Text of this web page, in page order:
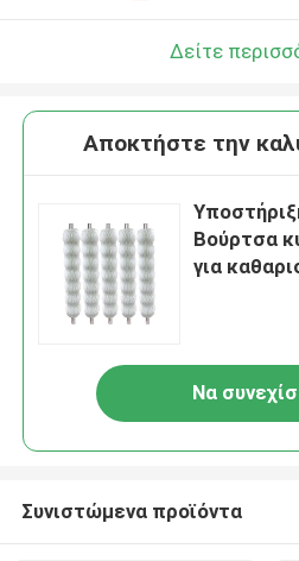
Δείτε
Αποκτήστε την
Βούρτσα
για
Να
Συνιστώμενα προϊόντα